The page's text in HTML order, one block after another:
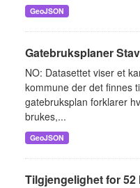
GeoJSON
Gatebruksplaner
NO: Datasettet viser et
kommune der det finnes
gatebruksplan forklarer
brukes,...
GeoJSON
Tilgjengelighet for